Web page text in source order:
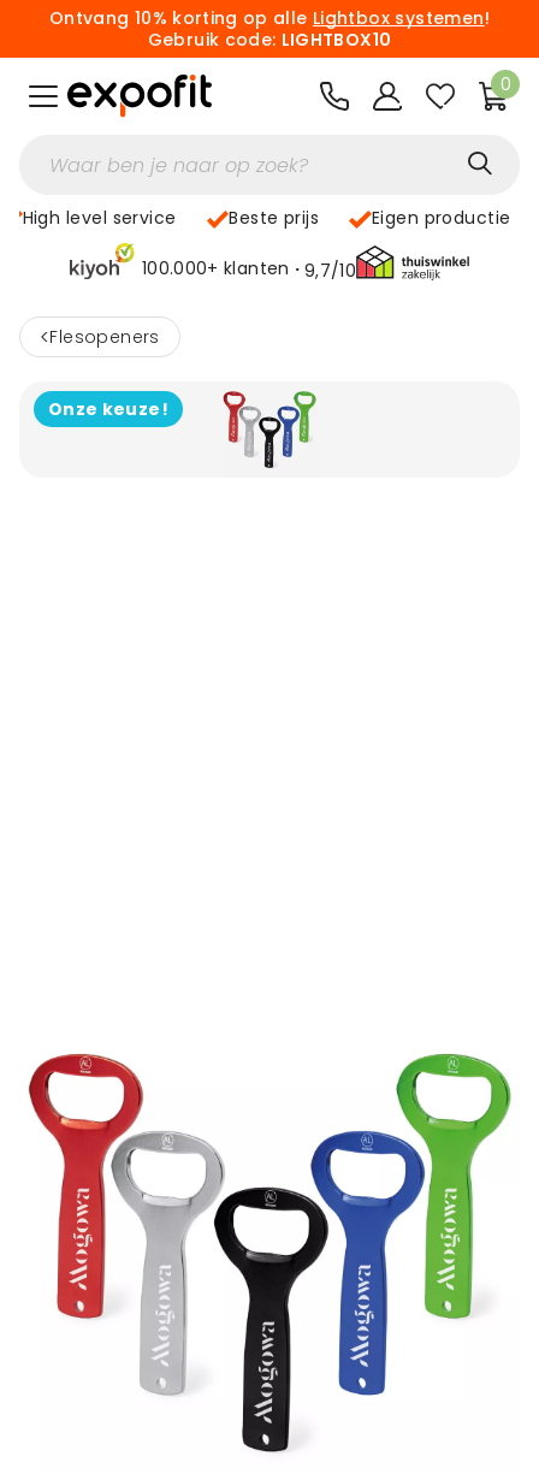
Ontvang 10% korting op alle Lightbox systemen!
Gebruik code: LIGHTBOX10
0
High level service Beste prijs Eigen productie
100.000+ klanten 9,7/10
< Flesopeners
Onze keuze!